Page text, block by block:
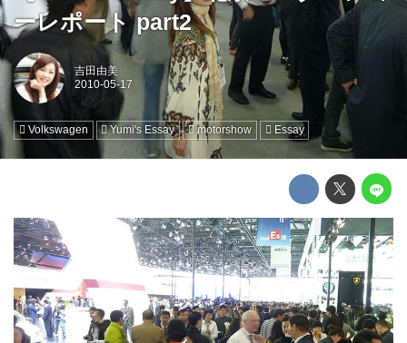
ーレポート part2
吉田由美
Volkswagen Yumi's Essay motorshow Essay